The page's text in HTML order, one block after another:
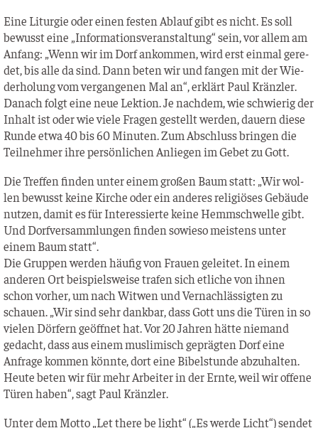
Eine Lit­ur­gie oder einen fes­ten Ablauf gibt es nicht. Es soll
bewusst eine „Infor­ma­ti­ons­ver­an­stal­tung“ sein, vor allem am
Anfang: „Wenn wir im Dorf ankom­men, wird erst ein­mal gere­
det, bis alle da sind. Dann beten wir und fan­gen mit der Wie­
der­ho­lung vom ver­gan­ge­nen Mal an“, erklärt Paul Kränz­ler.
Danach folgt eine neue Lek­ti­on. Je nach­dem, wie schwie­rig der
Inhalt ist oder wie vie­le Fra­gen gestellt wer­den, dau­ern die­se
Run­de etwa 40 bis 60 Minu­ten. Zum Abschluss brin­gen die
Teil­neh­mer ihre per­sön­li­chen Anlie­gen im Gebet zu Gott.
Die Tref­fen fin­den unter einem gro­ßen Baum statt: „Wir wol­
len bewusst kei­ne Kir­che oder ein ande­res reli­giö­ses Gebäu­de
nut­zen, damit es für Inter­es­sier­te kei­ne Hemm­schwel­le gibt.
Und Dorf­ver­samm­lun­gen fin­den sowie­so meis­tens unter
einem Baum statt“.
Die Grup­pen wer­den häu­fig von Frau­en gelei­tet. In einem
ande­ren Ort bei­spiels­wei­se tra­fen sich etli­che von ihnen
schon vor­her, um nach Wit­wen und Ver­nach­läs­sig­ten zu
schau­en. „Wir sind sehr dank­bar, dass Gott uns die Türen in so
vie­len Dör­fern geöff­net hat. Vor 20 Jah­ren hät­te nie­mand
gedacht, dass aus einem mus­li­misch gepräg­ten Dorf eine
Anfra­ge kom­men könn­te, dort eine Bibel­stun­de abzu­hal­ten.
Heu­te beten wir für mehr Arbei­ter in der Ern­te, weil wir offe­ne
Türen haben“, sagt Paul Kränzler.
Unter dem Mot­to „Let the­re be light“ („Es wer­de Licht“) sen­det